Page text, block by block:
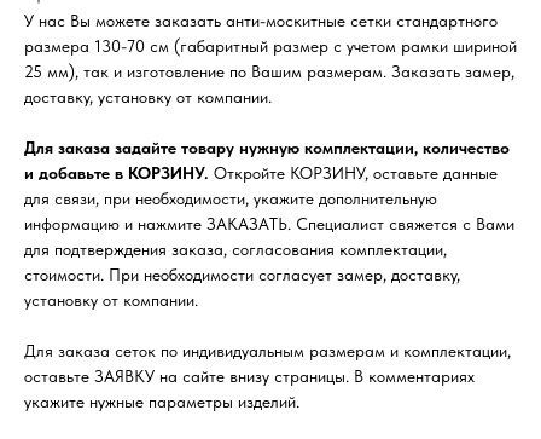
У нас Вы можете заказать анти-москитные сетки стандартного
размера 130-70 см (габаритный размер с учетом рамки шириной
25 мм), так и изготовление по Вашим размерам. Заказать замер,
доставку, установку от компании.
Для заказа задайте товару нужную комплектации, количество
и добавьте в КОРЗИНУ. Откройте КОРЗИНУ, оставьте данные
для связи, при необходимости, укажите дополнительную
информацию и нажмите ЗАКАЗАТЬ. Специалист свяжется с Вами
для подтверждения заказа, согласования комплектации,
стоимости. При необходимости согласует замер, доставку,
установку от компании.
Для заказа сеток по индивидуальным размерам и комплектации,
оставьте ЗАЯВКУ на сайте внизу страницы. В комментариях
укажите нужные параметры изделий.